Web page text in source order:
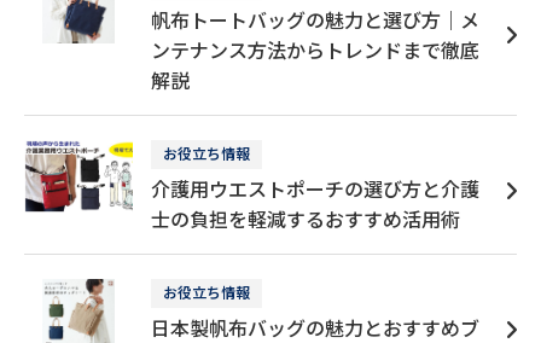
帆布トートバッグの魅力と選び方｜メ
ンテナンス方法からトレンドまで徹底
解説
お役立ち情報
介護用ウエストポーチの選び方と介護
士の負担を軽減するおすすめ活用術
お役立ち情報
日本製帆布バッグの魅力とおすすめブ